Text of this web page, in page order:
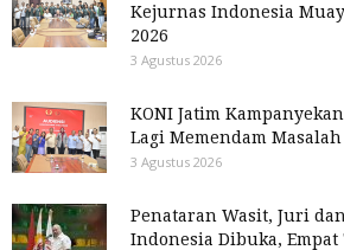
Kejurnas Indonesia
2026
3 Agustus 2026
KONI Jatim
Lagi Memendam Masalah
3 Agustus 2026
Penataran Wasit, Juri
Indonesia Dibuka, Empat